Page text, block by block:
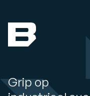
Grip op